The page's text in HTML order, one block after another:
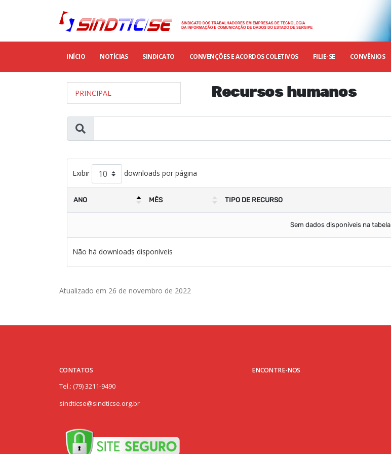
INÍCIO NOTÍCIAS SINDICATO CONVENÇÕES E ACORDOS COLETIVOS FILIE-SE CONVÊNIOS
PRINCIPAL Recursos humanos
Exibir downloads por página
ANO MÊS TIPO DE RECURSO
Sem dados disponíveis na tabela
Não há downloads disponíveis
Atualizado em 26 de novembro de 2022
CONTATOS
Tel.: (79) 3211-9490
sindticse@sindticse.org.br
ENCONTRE-NOS